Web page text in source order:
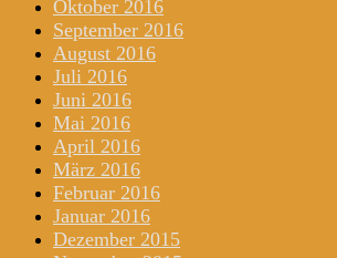
Oktober 2016
September 2016
August 2016
Juli 2016
Juni 2016
Mai 2016
April 2016
März 2016
Februar 2016
Januar 2016
Dezember 2015